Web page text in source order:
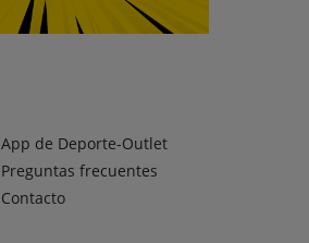
App de Deporte-Outlet
Preguntas frecuentes
Contacto